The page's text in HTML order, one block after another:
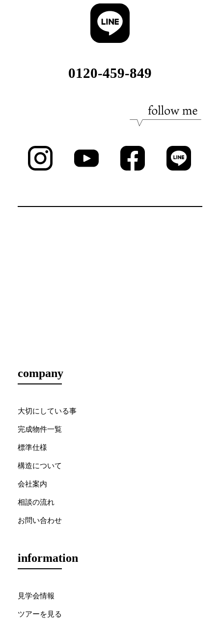
0120-459-849
company
大切にしている事
完成物件一覧
標準仕様
構造について
会社案内
相談の流れ
お問い合わせ
information
見学会情報
ツアーを見る